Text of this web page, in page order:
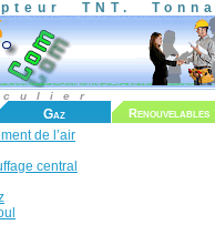
TNT.
Gaz Renouvelables
de l’air
central